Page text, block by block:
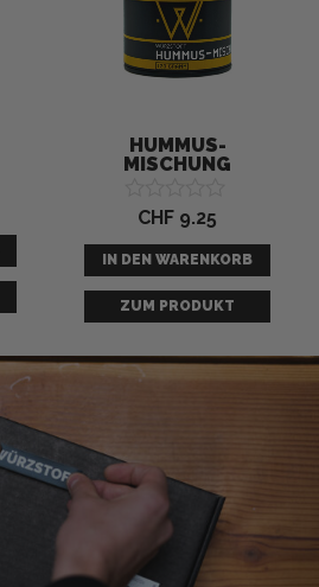
HUMMUS-
MISCHUNG
Bewertet
0
von
5
CHF 9.25
IN DEN WARENKORB
ZUM PRODUKT